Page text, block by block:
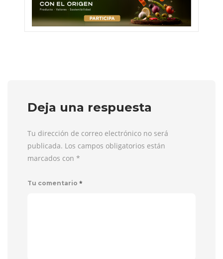
Deja una respuesta
Tu dirección de correo electrónico no será
publicada. Los campos obligatorios están
marcados con *
Tu comentario *